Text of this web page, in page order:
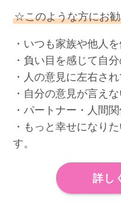
☆このような方にお
・いつも家族や他人
・負い目を感じて自
・人の意見に左右さ
・自分の意見が言え
・パートナー・人間
・もっと幸せになり
す。
詳し